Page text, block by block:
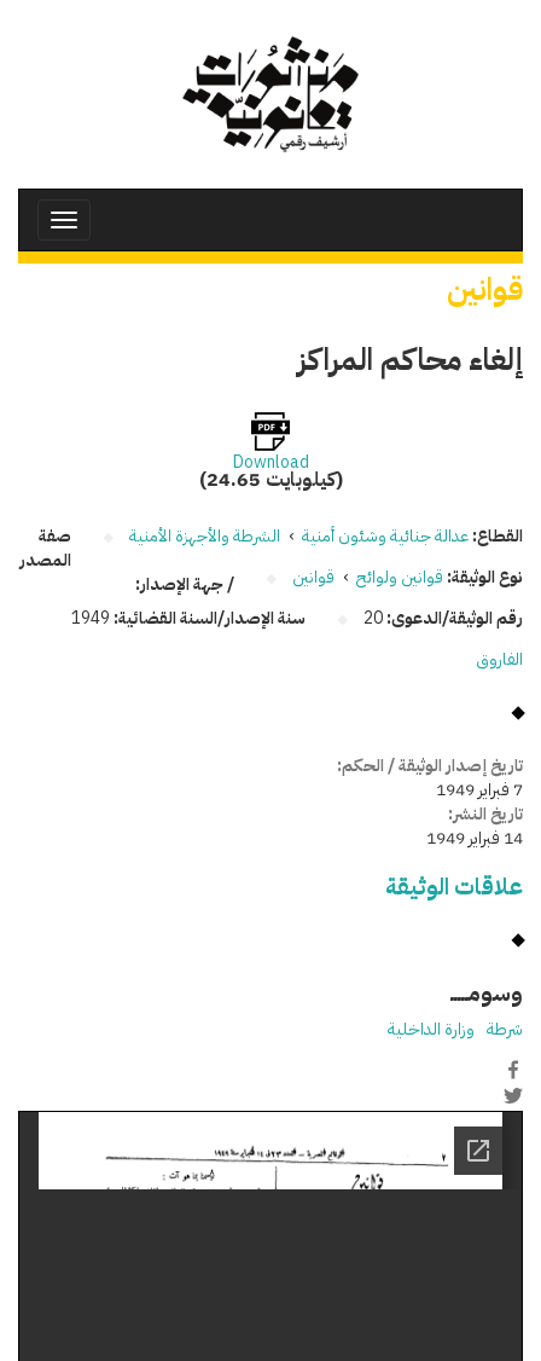
Toggle
قوانين
إلغاء محاكم المراكز
Download
(24.65 كيلوبايت)
القطاع:عدالة جنائية وشئون أمنية › الشرطة والأجهزة الأمنية
نوع الوثيقة: قوانين ولوائح › قوانين
رقم الوثيقة/الدعوى:20 سنة الإصدار/السنة القضائية: 1949
صفة
المصدر
/ جهة الإصدار:
الفاروق
تاريخ إصدار الوثيقة / الحكم:
7 فبراير 1949
تاريخ النشر:
14 فبراير 1949
علاقات الوثيقة
وسومـــــ
شرطة وزارة الداخلية